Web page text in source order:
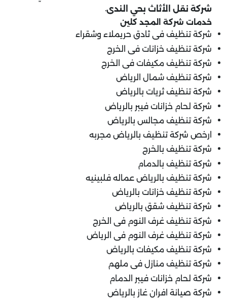
شركة نقل الأثاث بحي الندى.
خدمات شركة المجد كلين
شركة تنظيف فى ثادق حريملاء وشقراء
شركة تنظيف خزانات فى الخرج
شركة تنظيف مكيفات فى الخرج
شركة تنظيف شمال الرياض
شركة تنظيف ثريات بالرياض
شركة لحام خزانات فيبر بالرياض
شركة تنظيف مجالس بالرياض
ارخص شركة تنظيف بالرياض مجربه
شركة تنظيف بالخرج
شركة تنظيف بالدمام
شركة تنظيف بالرياض عماله فلبينيه
شركة تنظيف خزانات بالرياض
شركة تنظيف شقق بالرياض
شركة تنظيف غرف النوم فى الخرج
شركة تنظيف غرف النوم فى الرياض
شركة تنظيف مكيفات بالرياض
شركة تنظيف منازل فى ملهم
شركة لحام خزانات فيبر الدمام
شركة صيانة افران غاز بالرياض